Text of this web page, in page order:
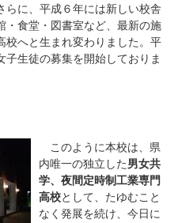
らに、平成６年には新しい校舎
・食堂・図書室など、最新の施
校へと生まれ変わりました。平
子生徒の募集を開始しておりま
このように本校は、県
内唯一の独立した男女共
学、夜間定時制工業専門
高校として、たゆむこと
なく発展を続け、今日に